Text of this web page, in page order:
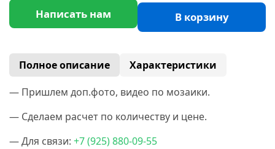
Написать нам В корзину
Полное описание
Характеристики
— Пришлем доп.фото, видео по мозаики.
— Сделаем расчет по количеству и цене.
— Для связи: +7(925) 880-09-55